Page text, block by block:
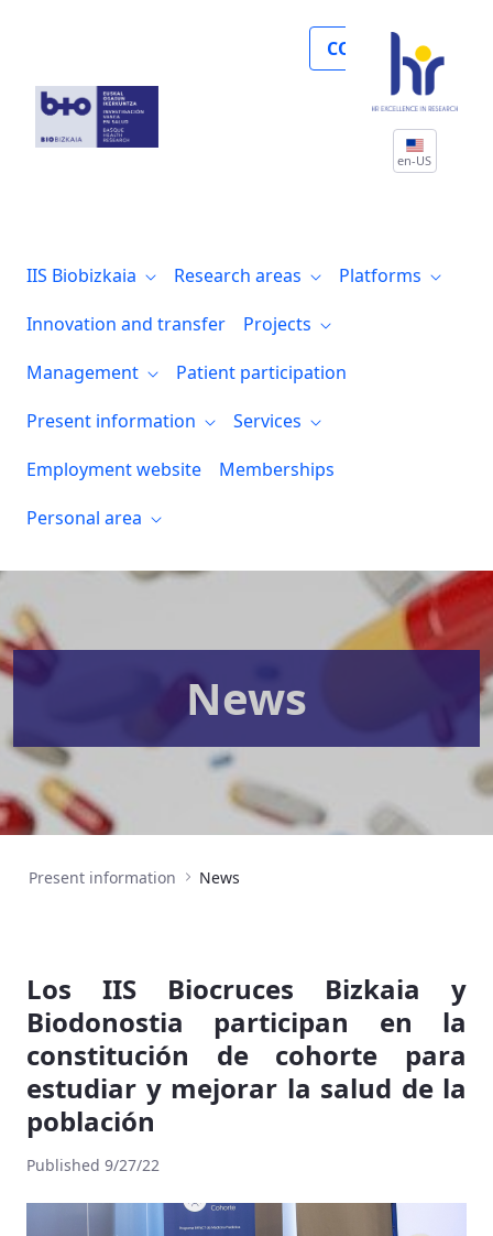
COLLABORATE
en-US
IIS Biobizkaia Research areas
Platforms
Innovation and transfer
Projects
Management
Patient participation
Present information
Services
Employment website
Memberships
Personal area
News
Present information News
Los IIS Biocruces Bizkaia y
Biodonostia participan en la
constitución de cohorte para
estudiar y mejorar la salud de la
población
Published 9/27/22